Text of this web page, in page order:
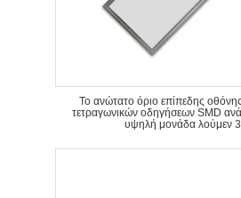
Το ανώτατο όριο επίπεδης
τετραγωνικών οδηγήσεων SMD
υψηλή μονάδα λούμεν